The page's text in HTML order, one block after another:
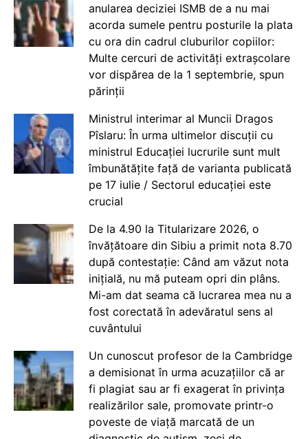
anularea deciziei ISMB de a nu mai
acorda sumele pentru posturile la plata
cu ora din cadrul cluburilor copiilor:
Multe cercuri de activități extrașcolare
vor dispărea de la 1 septembrie, spun
părinții
Ministrul interimar al Muncii Dragos
Pîslaru: În urma ultimelor discuții cu
ministrul Educației lucrurile sunt mult
îmbunătățite față de varianta publicată
pe 17 iulie / Sectorul educației este
crucial
De la 4.90 la Titularizare 2026, o
învățătoare din Sibiu a primit nota 8.70
după contestație: Când am văzut nota
inițială, nu mă puteam opri din plâns.
Mi-am dat seama că lucrarea mea nu a
fost corectată în adevăratul sens al
cuvântului
Un cunoscut profesor de la Cambridge
a demisionat în urma acuzațiilor că ar
fi plagiat sau ar fi exagerat în privința
realizărilor sale, promovate printr-o
poveste de viață marcată de un